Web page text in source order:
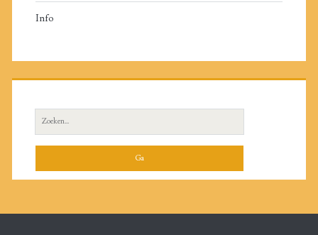
Info
Zoeken
naar: